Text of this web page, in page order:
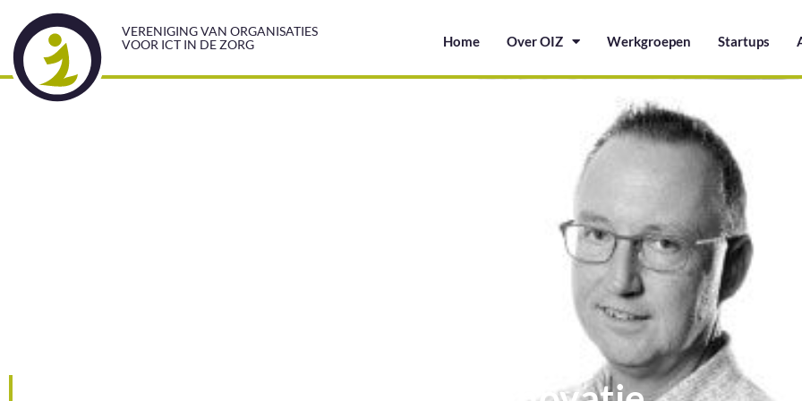
VERENIGING VAN ORGANISATIES
VOOR ICT IN DE ZORG
Home Over OIZ Werkgroepen Startups